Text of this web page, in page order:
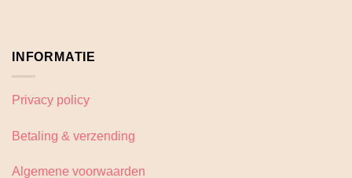
INFORMATIE
Privacy policy
Betaling & verzending
Algemene voorwaarden